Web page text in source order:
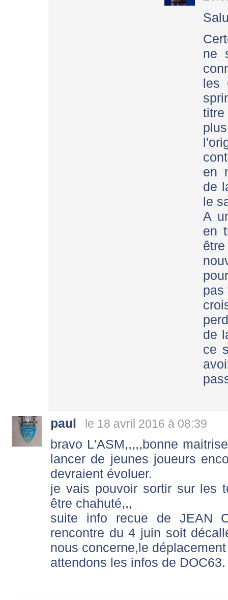
ne
les
en
de
le
A
en
pas
de
ce
paul le 18 avril 2016 à 08:39
bravo L'ASM,,,,,bonne
lancer de jeunes joueurs
devraient évoluer.
je vais pouvoir sortir sur les
être chahuté,,,
suite info recue de JEAN
rencontre du 4 juin soit
nous concerne,le
attendons les infos de DOC63.